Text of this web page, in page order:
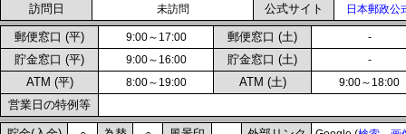
訪問日 未訪問 公式サイト 日本郵政公
郵便窓口 (平) 9:00～17:00 郵便窓口 (土) -
貯金窓口 (平) 9:00～16:00 貯金窓口 (土) -
ATM (平) 8:00～19:00 ATM (土) 9:00～18:00
営業日の特例等